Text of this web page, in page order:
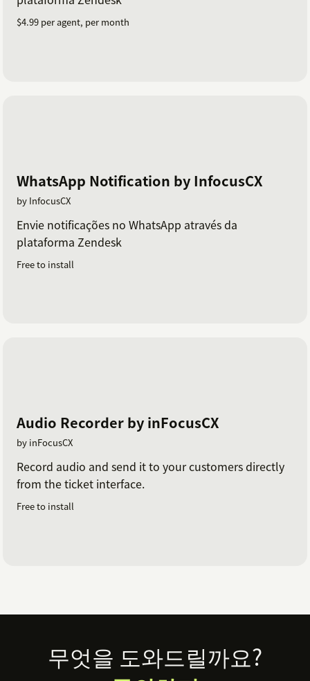
$4.99 per agent, per month
WhatsApp Notification by InfocusCX
by InfocusCX
Envie notificações no WhatsApp através da
plataforma Zendesk
Free to install
Audio Recorder by inFocusCX
by inFocusCX
Record audio and send it to your customers directly
from the ticket interface.
Free to install
Footer무엇을 도와드릴까요?